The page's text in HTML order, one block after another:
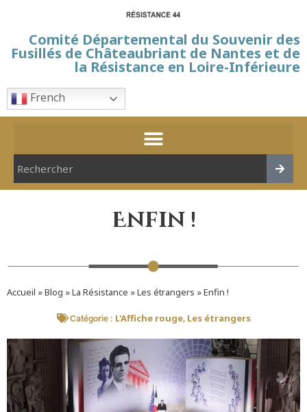
Comité Départemental du Souvenir des
Fusillés de Châteaubriant de Nantes et de
la Résistance en Loire-Inférieure
French
Enfin !
Accueil »Blog »La Résistance »Les étrangers »Enfin !
Catégorie : L'Affiche rouge, Les étrangers